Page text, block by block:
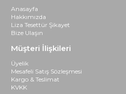
Anasayfa
Hakkımızda
Liza Tesettür Şikayet
Bize Ulaşın
Müşteri İlişkileri
Üyelik
Mesafeli Satış Sözleşmesi
Kargo & Teslimat
KVKK